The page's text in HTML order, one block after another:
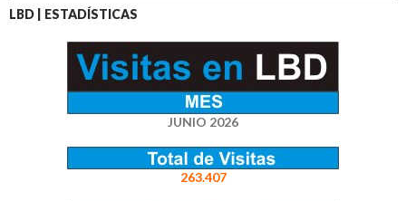
LBD | ESTADÍSTICAS
JUNIO 2026
263.407